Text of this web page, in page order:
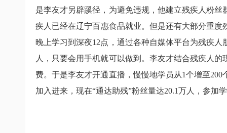
是李友才另辟蹊径，为避免违规，他建立残疾人粉
疾人已经在辽宁百惠食品就业。但是还有大部分重
晚上学习到深夜12点，通过各种自媒体平台为残疾
人，只要会用手机就可以做到。李友才结合残疾人
费。于是李友才开通直播，慢慢地学员从1个增至200
加入进来，现在“通达助残”粉丝量达20.1万人，参加